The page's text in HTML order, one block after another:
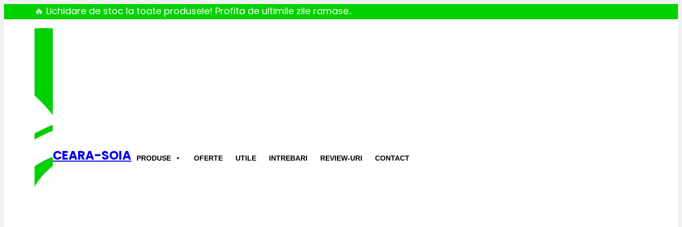
🔥 Lichidare de stoc la toate produsele! Profita de ultimile zile ramase..
CEARA-SOIA PRODUSE OFERTE UTILE INTREBARI REVIEW-URI CONTACT